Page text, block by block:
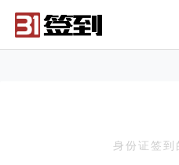
身份证签到